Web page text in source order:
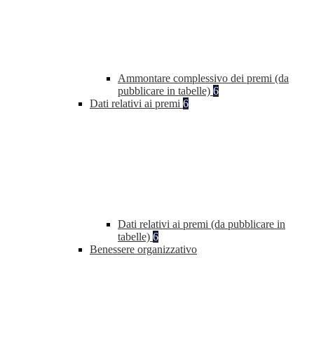
Ammontare complessivo dei premi (da
pubblicare in tabelle) 6
Dati relativi ai premi 6
Dati relativi ai premi (da pubblicare in
tabelle) 6
Benessere organizzativo